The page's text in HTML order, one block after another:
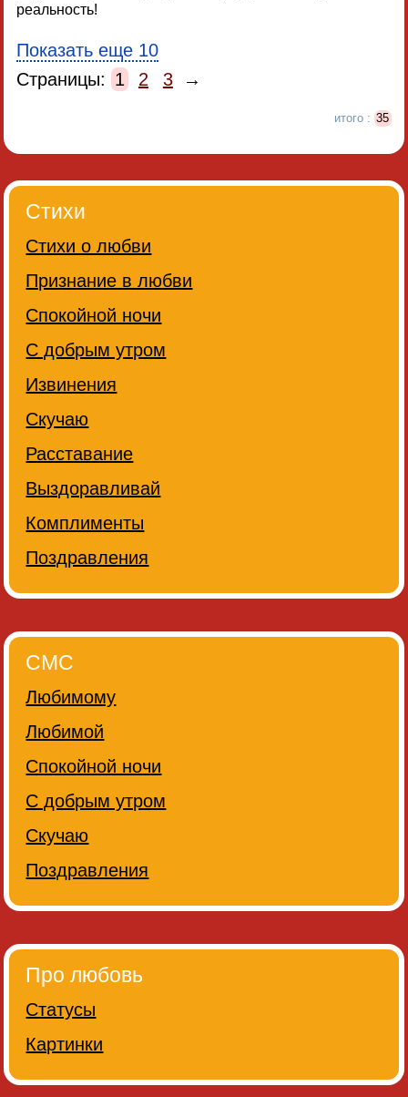
реальность!
Показать еще 10
Страницы: 1 2 3 →
итого : 35
Стихи
Стихи о любви
Признание в любви
Спокойной ночи
С добрым утром
Извинения
Скучаю
Расставание
Выздоравливай
Комплименты
Поздравления
СМС
Любимому
Любимой
Спокойной ночи
С добрым утром
Скучаю
Поздравления
Про любовь
Статусы
Картинки